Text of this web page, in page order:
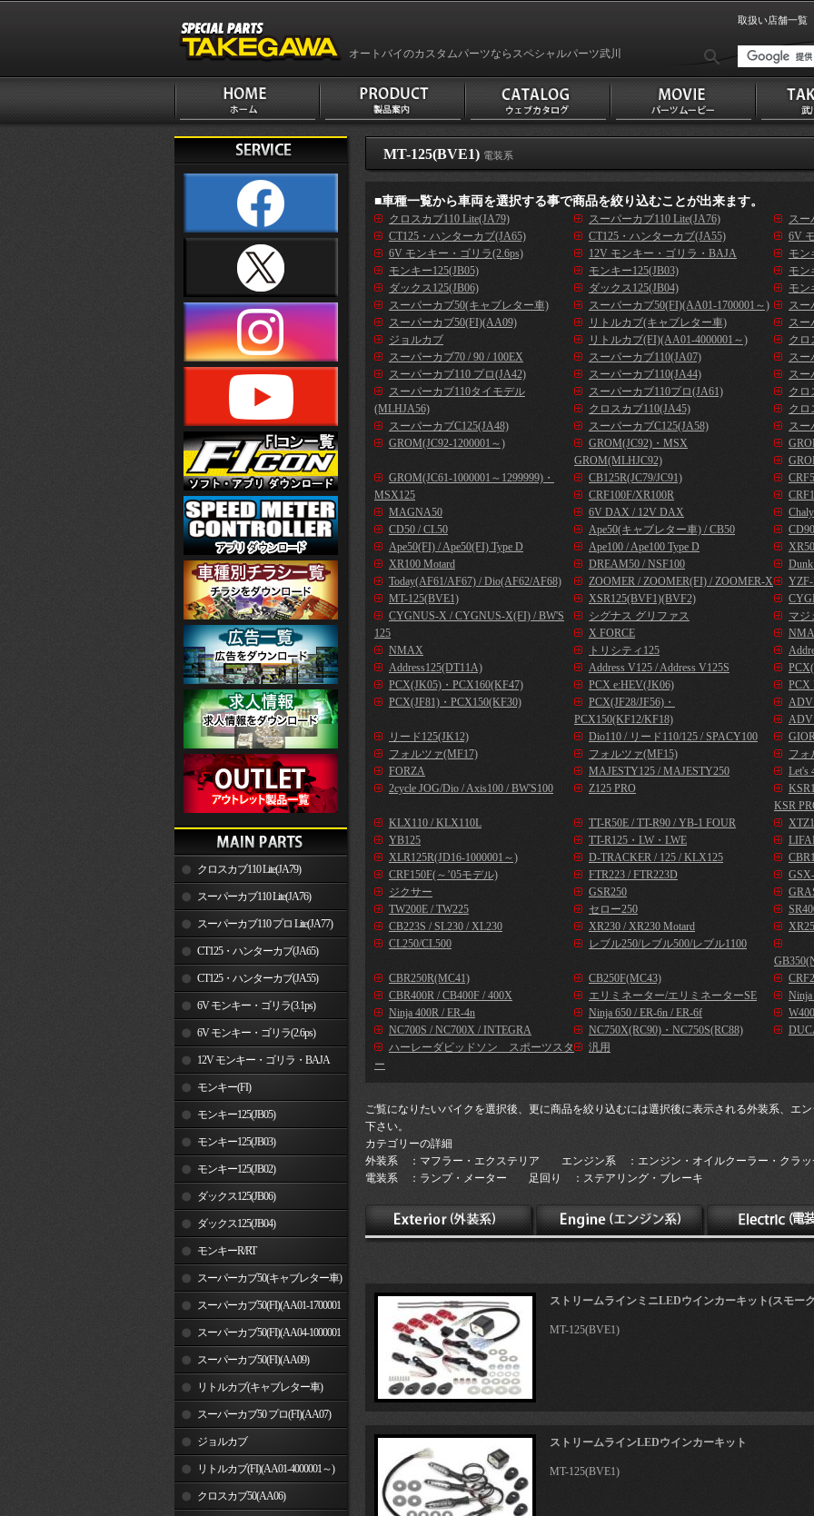
オートバイのカスタムパーツならスペシャルパーツ武川
取扱い店舗一覧
クロスカブ110 Lite(JA79)
スーパーカブ110 Lite(JA76)
スーパーカブ110 プロ Lite(JA77)
CT125・ハンターカブ(JA65)
CT125・ハンターカブ(JA55)
6V モンキー・ゴリラ(3.1ps)
6V モンキー・ゴリラ(2.6ps)
12V モンキー・ゴリラ・BAJA
モンキー(FI)
モンキー125(JB05)
モンキー125(JB03)
モンキー125(JB02)
ダックス125(JB06)
ダックス125(JB04)
モンキーR/RT
スーパーカブ50(キャブレター車)
スーパーカブ50(FI)(AA01-1700001
～) スーパーカブ50(FI)(AA04-1000001
～) スーパーカブ50(FI)(AA09)
リトルカブ(キャブレター車)
スーパーカブ50 プロ(FI)(AA07)
ジョルカブ
リトルカブ(FI)(AA01-4000001～)
クロスカブ50(AA06)
MT-125(BVE1) 電装系
■車種一覧から車両を選択する事で商品を絞り込むことが出来ます。
クロスカブ110 Lite(JA79) スーパーカブ110 Lite(JA76)
スー
CT125・ハンターカブ(JA65)
CT125・ハンターカブ(JA55)
6V
6V モンキー・ゴリラ(2.6ps)
12V モンキー・ゴリラ・BAJA
モン
モンキー125(JB05)
モンキー125(JB03)
モン
ダックス125(JB06)
ダックス125(JB04)
モン
スーパーカブ50(キャブレター車)
スーパーカブ50(FI)(AA01-1700001～)
スー
スーパーカブ50(FI)(AA09)
リトルカブ(キャブレター車)
スー
ジョルカブ
リトルカブ(FI)(AA01-4000001～)
クロ
スーパーカブ70 / 90 / 100EX
スーパーカブ110(JA07)
スー
スーパーカブ110 プロ(JA42)
スーパーカブ110(JA44)
スー
スーパーカブ110タイモデル
(MLHJA56)
スーパーカブ110プロ(JA61)
クロ
クロスカブ110(JA45)
クロ
スーパーカブC125(JA48)
スーパーカブC125(JA58)
スー
GROM(JC92-1200001～)
GROM(JC92)・MSX
GROM(MLHJC92)
GROM(JC61-1000001～1299999)・
MSX125
CB125R(JC79/JC91)
CRF100F/XR100R
MAGNA50
6V DAX / 12V DAX
CD50 / CL50
Ape50(キャブレター車) / CB50
Ape50(FI) / Ape50(FI) Type D
Ape100 / Ape100 Type D
XR100 Motard
DREAM50 / NSF100
Today(AF61/AF67) / Dio(AF62/AF68)
ZOOMER / ZOOMER(FI) / ZOOMER-X
MT-125(BVE1)
XSR125(BVF1)(BVF2)
CYGNUS-X / CYGNUS-X(FI) / BW'S
125
シグナス グリファス
マジ
X FORCE
NMAX
トリシティ125
Address125(DT11A)
Address V125 / Address V125S
PCX(JK05)・PCX160(KF47)
PCX e:HEV(JK06)
PCX
PCX(JF81)・PCX150(KF30)
PCX(JF28/JF56)・
PCX150(KF12/KF18)
リード125(JK12)
Dio110 / リード110/125 / SPACY100
フォルツァ(MF17)
フォルツァ(MF15)
フォ
FORZA
MAJESTY125 / MAJESTY250
Let's
2cycle JOG/Dio / Axis100 / BW'S100
Z125 PRO
KSR
KLX110 / KLX110L
TT-R50E / TT-R90 / YB-1 FOUR
YB125
TT-R125・LW・LWE
XLR125R(JD16-1000001～)
D-TRACKER / 125 / KLX125
CRF150F(～’05モデル)
FTR223 / FTR223D
ジクサー
GSR250
TW200E / TW225
セロー250
CB223S / SL230 / XL230
XR230 / XR230 Motard
CL250/CL500
レブル250/レブル500/レブル1100
CBR250R(MC41)
CB250F(MC43)
CBR400R / CB400F / 400X
エリミネーター/エリミネーターSE
Ninja 400R / ER-4n
Ninja 650 / ER-6n / ER-6f
NC700S / NC700X / INTEGRA
NC750X(RC90)・NC750S(RC88)
ハーレーダビッドソン スポーツスタ
ー
汎用
ご覧になりたいバイクを選択後、更に商品を絞り込むには選択後に表示される外装系、エ
下さい。
カテゴリーの詳細
外装系 ：マフラー・エクステリア エンジン系 ：エンジン・オイルクーラー・クラッ
電装系 ：ランプ・メーター 足回り ：ステアリング・ブレーキ
ストリームラインミニLEDウインカーキット(スモー
MT-125(BVE1)
ストリームラインLEDウインカーキット
MT-125(BVE1)